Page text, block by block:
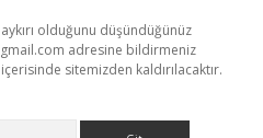
olduğunu düşündüğünüz
adresine bildirmeniz
sitemizden kaldırılacaktır.